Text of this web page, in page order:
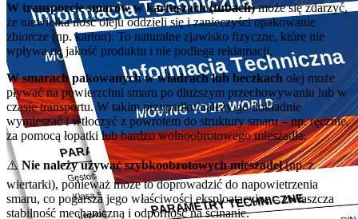
W transporcie smarów w kartuszach (tubach)może się zdarzyć,
że niewielka ilość oleju oddzieli się i zanieczyści opakowanie
zbiorcze (np. karton). To naturalne zjawisko fizyczne, które nie
wpływa na jakość produktu i nie podlega reklamacji.
W smarach pakowanych w wiadrach lub beczkach olej może
pływać na powierzchni smaru po dłuższym przechowywaniu lub w
czasie transportu. W takim przypadku należy go dokładnie
wymieszać i wtłoczyć z powrotem do struktury smaru – np. ręcznie,
za pomocą łopatki lub bardzo wolnoobrotowego mieszadła.
⚠️Nie należy używać szybkoobrotowych mieszadeł(np. z
wiertarki), ponieważ może to doprowadzić do napowietrzenia
smaru, co pogarsza jego właściwości eksploatacyjne – zwłaszcza
stabilność mechaniczną i odporność na ścinanie.